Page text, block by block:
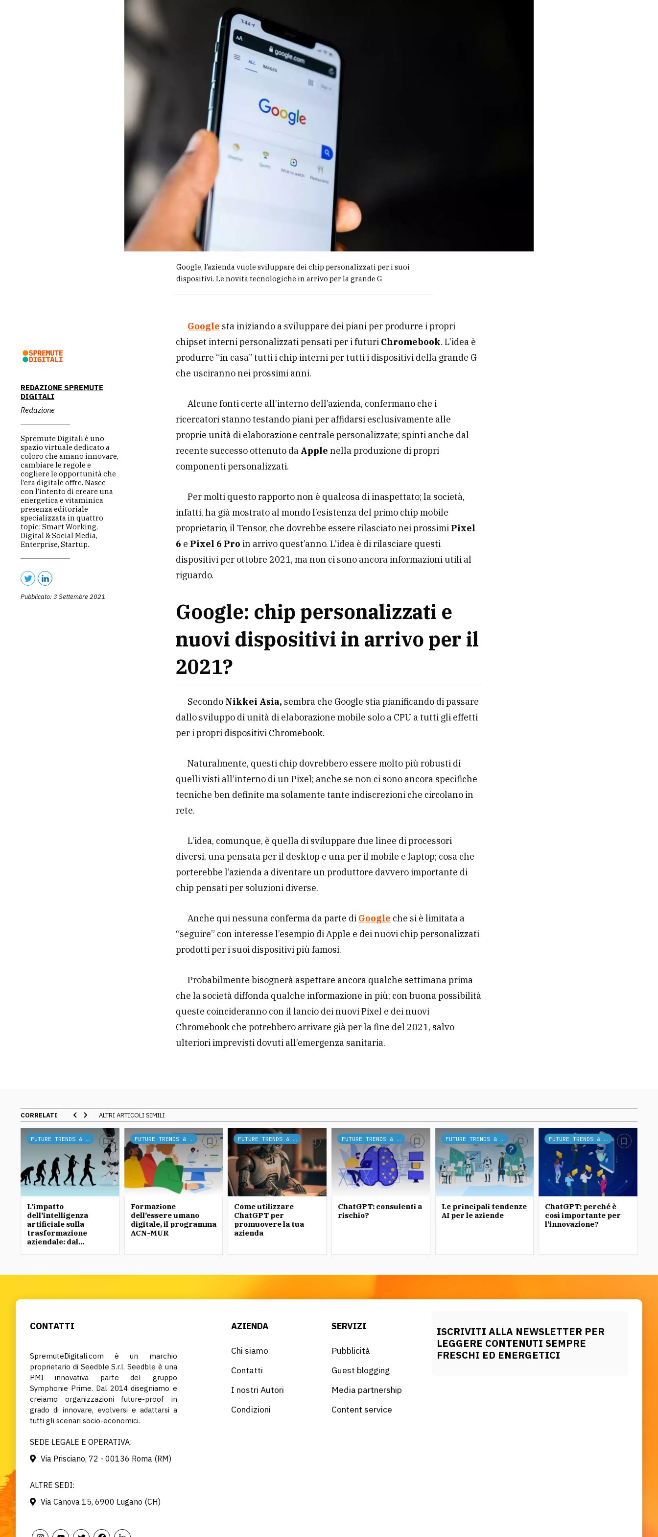
Google, l’azienda vuole sviluppare dei chip personalizzati per i suoi
dispositivi. Le novità tecnologiche in arrivo per la grande G
REDAZIONE SPREMUTE
DIGITALI
Redazione
Spremute Digitali è uno
spazio virtuale dedicato a
coloro che amano innovare,
cambiare le regole e
cogliere le opportunità che
l’era digitale offre. Nasce
con l’intento di creare una
energetica e vitaminica
presenza editoriale
specializzata in quattro
topic: Smart Working,
Digital & Social Media,
Enterprise, Startup.
Pubblicato: 3 Settembre 2021
Google sta iniziando a sviluppare dei piani per produrre i propri
chipset interni personalizzati pensati per i futuri Chromebook. L’idea è
produrre “in casa” tutti i chip interni per tutti i dispositivi della grande G
che usciranno nei prossimi anni.
Alcune fonti certe all’interno dell’azienda, confermano che i
ricercatori stanno testando piani per affidarsi esclusivamente alle
proprie unità di elaborazione centrale personalizzate; spinti anche dal
recente successo ottenuto da Apple nella produzione di propri
componenti personalizzati.
Per molti questo rapporto non è qualcosa di inaspettato; la società,
infatti, ha già mostrato al mondo l’esistenza del primo chip mobile
proprietario, il Tensor, che dovrebbe essere rilasciato nei prossimi Pixel
6 e Pixel 6 Pro in arrivo quest’anno. L’idea è di rilasciare questi
dispositivi per ottobre 2021, ma non ci sono ancora informazioni utili al
riguardo.
Google: chip personalizzati e
nuovi dispositivi in arrivo per il
2021?
Secondo Nikkei Asia, sembra che Google stia pianificando di passare
dallo sviluppo di unità di elaborazione mobile solo a CPU a tutti gli effetti
per i propri dispositivi Chromebook.
Naturalmente, questi chip dovrebbero essere molto più robusti di
quelli visti all’interno di un Pixel; anche se non ci sono ancora specifiche
tecniche ben definite ma solamente tante indiscrezioni che circolano in
rete.
L’idea, comunque, è quella di sviluppare due linee di processori
diversi, una pensata per il desktop e una per il mobile e laptop; cosa che
porterebbe l’azienda a diventare un produttore davvero importante di
chip pensati per soluzioni diverse.
Anche qui nessuna conferma da parte di Google che si è limitata a
“seguire” con interesse l’esempio di Apple e dei nuovi chip personalizzati
prodotti per i suoi dispositivi più famosi.
Probabilmente bisognerà aspettare ancora qualche settimana prima
che la società diffonda qualche informazione in più; con buona possibilità
queste coincideranno con il lancio dei nuovi Pixel e dei nuovi
Chromebook che potrebbero arrivare già per la fine del 2021, salvo
ulteriori imprevisti dovuti all’emergenza sanitaria.
CORRELATI ALTRI ARTICOLI SIMILI
FUTURE TRENDS & TECH
L’impatto
dell’intelligenza
artificiale sulla
trasformazione
aziendale: dal...
FUTURE TRENDS & TECH
Formazione
dell’essere umano
digitale, il programma
ACN-MUR
FUTURE TRENDS & TECH
Come utilizzare
ChatGPT per
promuovere la tua
azienda
FUTURE TRENDS & TECH
ChatGPT: consulenti a
rischio?
FUTURE TRENDS & TECH
Le principali tendenze
AI per le aziende
FUTURE TRENDS & TECH
ChatGPT: perché è
così importante per
l’innovazione?
CONTATTI
SpremuteDigitali.com è un marchio
proprietario di Seedble S.r.l. Seedble è una
PMI innovativa parte del gruppo
Symphonie Prime. Dal 2014 disegniamo e
creiamo organizzazioni future-proof in
grado di innovare, evolversi e adattarsi a
tutti gli scenari socio-economici.
SEDE LEGALE E OPERATIVA:
Via Prisciano, 72 - 00136 Roma (RM)
ALTRE SEDI:
Via Canova 15, 6900 Lugano (CH)
AZIENDA
Chi siamo
Contatti
I nostri Autori
Condizioni
SERVIZI
Pubblicità
Guest blogging
Media partnership
Content service
ISCRIVITI ALLA NEWSLETTER PER
LEGGERE CONTENUTI SEMPRE
FRESCHI ED ENERGETICI